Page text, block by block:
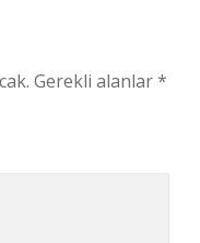
Gerekli alanlar*